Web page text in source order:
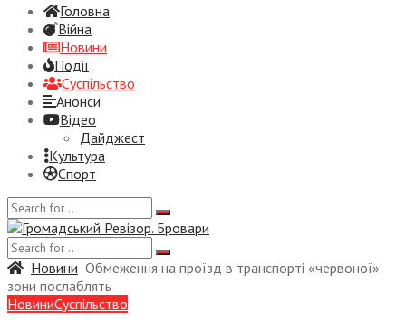
Головна
Війна
Новини
Події
Суспiльство
Анонси
Відео
Дайджест
Культура
Спорт
Новини Обмеження на проїзд в транспорті «червоної»
зони послаблять
НовиниСуспiльство